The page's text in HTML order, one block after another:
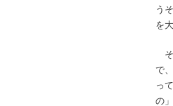
う
を
そ
で
っ
の